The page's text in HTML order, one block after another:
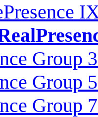
Group
Group
Group